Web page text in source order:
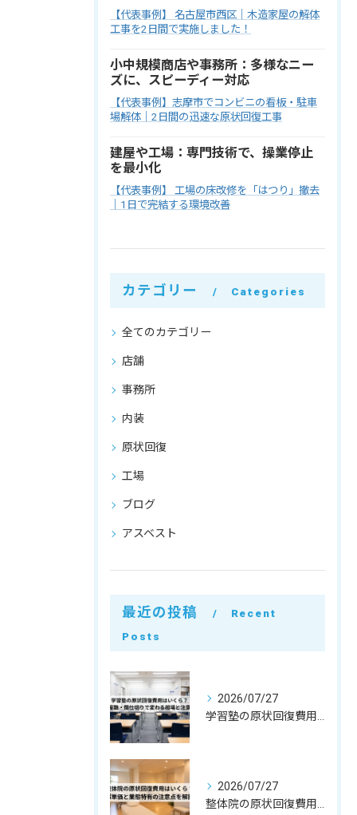
【代表事例】 名古屋市西区｜木造家屋の解体
工事を2日間で実施しました！
小中規模商店や事務所：多様なニー
ズに、スピーディー対応
【代表事例】志摩市でコンビニの看板・駐車
場解体｜2日間の迅速な原状回復工事
建屋や工場：専門技術で、操業停止
を最小化
【代表事例】 工場の床改修を「はつり」撤去
｜1日で完結する環境改善
カテゴリー Categories
全てのカテゴリー
店舗
事務所
内装
原状回復
工場
ブログ
アスベスト
最近の投稿
Recent
Posts
2026/07/27
2026/07/27